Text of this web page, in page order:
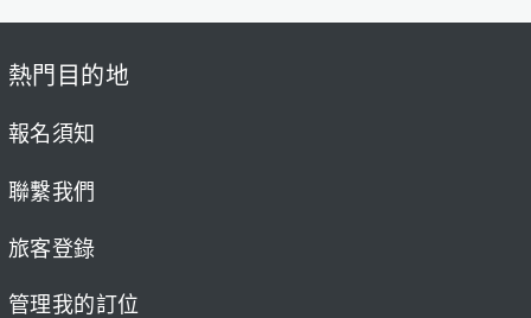
熱門目的地
報名須知
聯繫我們
旅客登錄
管理我的訂位